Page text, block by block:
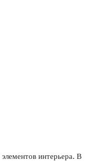
интерьера. В